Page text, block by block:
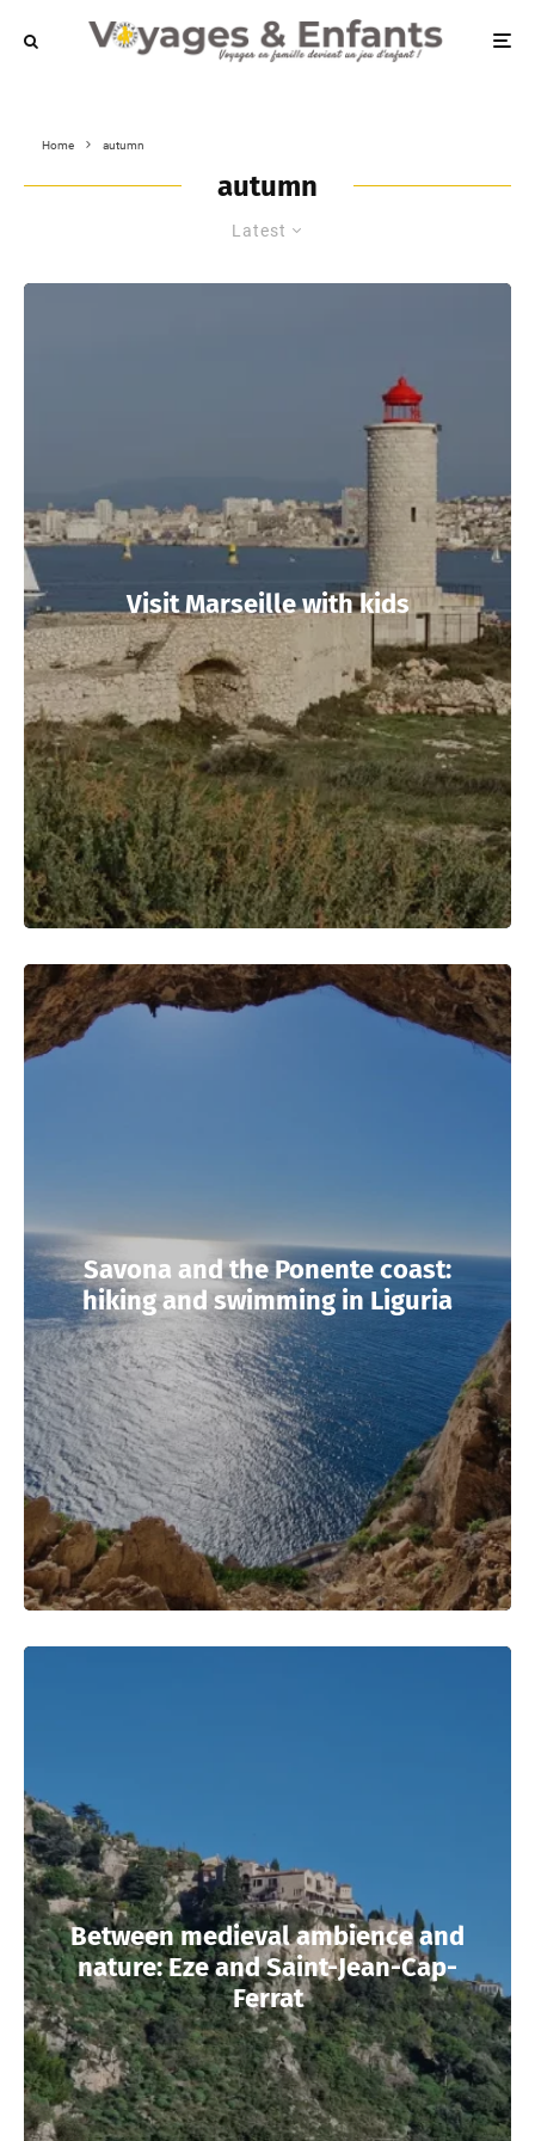
Home autumn
autumn
Latest
Visit Marseille with kids
Savona and the Ponente coast:
hiking and swimming in Liguria
Between medieval ambience and
nature: Eze and Saint-Jean-Cap-
Ferrat